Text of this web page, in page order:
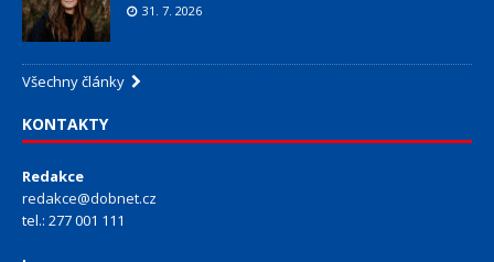
31. 7. 2026
Všechny články
KONTAKTY
Redakce
redakce@dobnet.cz
tel.: 277 001 111